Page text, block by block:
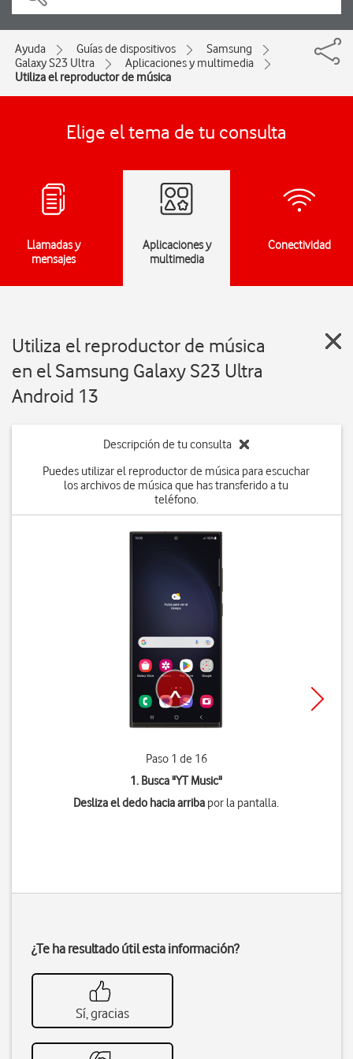
Ayuda Guías de dispositivos
Samsung
Galaxy S23 Ultra
Aplicaciones y multimedia
Utiliza el reproductor de música
Elige el tema de tu consulta
Llamadas y
mensajes
Aplicaciones y
multimedia
Conectividad
Utiliza el reproductor de música
en el Samsung Galaxy S23 Ultra
Android 13
Descripción de tu consulta
Puedes utilizar el reproductor de música para escuchar
los archivos de música que has transferido a tu
teléfono.
Paso 1 de 16
1. Busca "YT Music"
Desliza el dedo hacia arriba por la pantalla.
¿Te ha resultado útil esta información?
Sí, gracias